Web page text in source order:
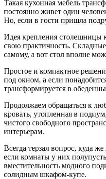
Такая кухонная мебель
постоянно живет один
Но, если в гости пришла
Идея крепления столешницы
свою практичность. Складные
самому, а вот стол вполне
Простое и компактное
под окном, а если
трансформируется в
Продолжаем обращаться к
кровать, утопленная в
чистого свободного
интерьерам.
Всегда терзал вопрос, куда
если комнаты у них
вместительность модного
солидным шкафом-купе.